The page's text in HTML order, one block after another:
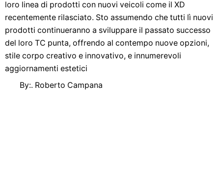
loro linea di prodotti con nuovi veicoli come il XD
recentemente rilasciato. Sto assumendo che tutti lì nuovi
prodotti continueranno a sviluppare il passato successo
del loro TC punta, offrendo al contempo nuove opzioni,
stile corpo creativo e innovativo, e innumerevoli
aggiornamenti estetici
By:. Roberto Campana